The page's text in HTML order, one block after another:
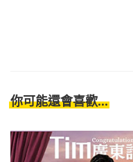
你可能還會喜歡...